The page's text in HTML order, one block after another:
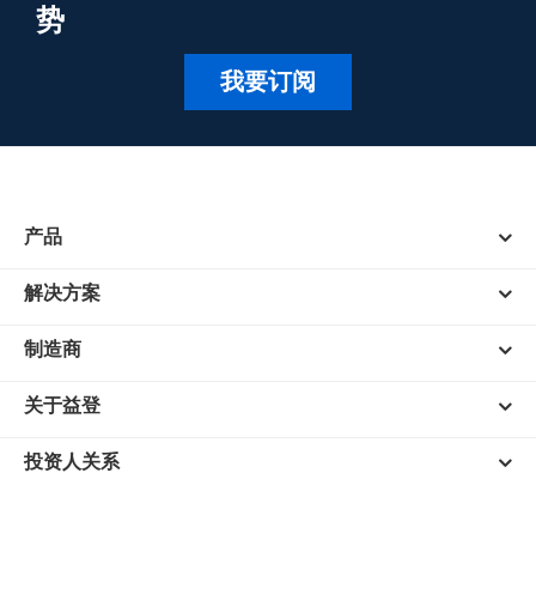
势
我要订阅
产品
解决方案
制造商
关于益登
投资人关系